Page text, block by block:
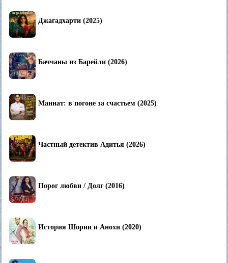
Джагадхарти (2025)
Баччаны из Барейли (2026)
Маннат: в погоне за счастьем (2025)
Частный детектив Адитья (2026)
Порог любви / Долг (2016)
История Шории и Анохи (2020)